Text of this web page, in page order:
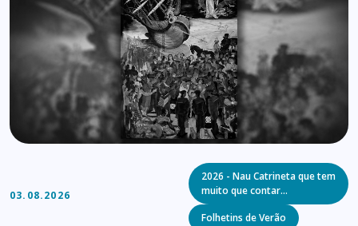
03.08.2026
Categories
2026 - Nau Catrineta que tem
muito que contar…
Folhetins de Verão